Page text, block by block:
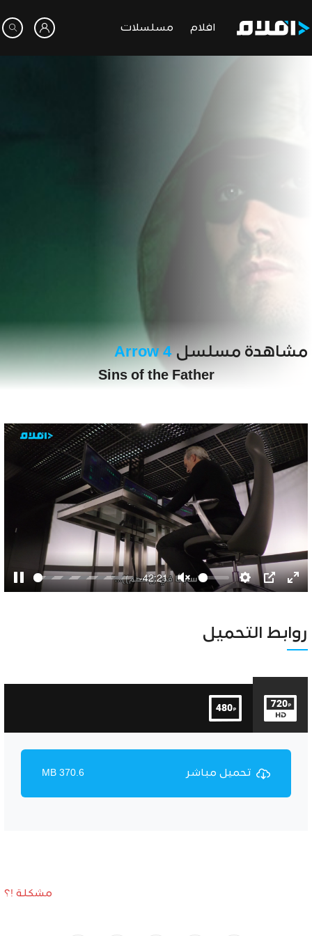
افلام مسلسلات
مشاهدة مسلسلArrow 4
Sins of the Father
Pause
-42:21
Unmute
Settings
PIP
روابط التحميل
تحميل مباشر 370.6 MB
مشكلة !؟